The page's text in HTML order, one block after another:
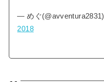
— めぐ(@avventura2831)
2018